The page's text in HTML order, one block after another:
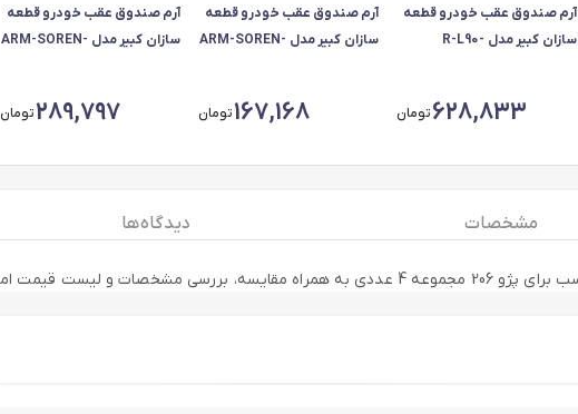
آرم صندوق عقب خودرو قطعه
سازان کبیر مدل R-L90-
628,833تومان
آرم صندوق عقب خودرو قطعه
سازان کبیر مدل ARM-SOREN-
167,168تومان
آرم صندوق عقب خودرو قطعه
سازان کبیر مدل ARM-SOREN-
289,797تومان
مشخصات
دیدگاه ها